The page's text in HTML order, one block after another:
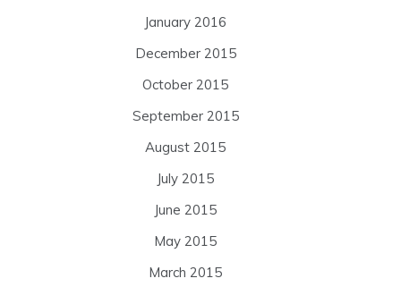
January 2016
December 2015
October 2015
September 2015
August 2015
July 2015
June 2015
May 2015
March 2015